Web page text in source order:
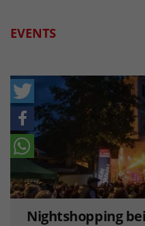
EVENTS
Nightshopping